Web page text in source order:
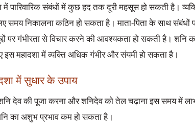
में पारिवारिक संबंधों में कुछ हद तक दूरी महसूस हो सकती है।
समय निकालना कठिन हो सकता है। माता-पिता के साथ
पर गंभीरता से विचार करने की आवश्यकता हो सकती है। शनि
इस महादशा में व्यक्ति अधिक गंभीर और संयमी हो सकता है।
में सुधार के उपाय
देव की पूजा करना और शनिदेव को तेल चढ़ाना इस समय में
का अशुभ प्रभाव कम हो सकता है।